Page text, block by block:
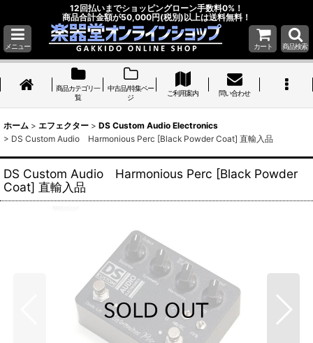
12回払いまでショッピングローン手数料0%！
商品合計金額が50,000円(税別)以上は送料無料！
メニュー カート 商品検索
商品カテゴリ一
覧
中古品/特集ペー
ジ
ご利用案内 問い合わせ
ホーム > エフェクター > DS Custom Audio Electronics
> DS Custom Audio Harmonious Perc [Black Powder Coat] 直輸入品
DS Custom Audio Harmonious Perc [Black Powder
Coat] 直輸入品